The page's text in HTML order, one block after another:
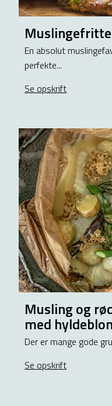
En absolut
perfekte...
Se opskrift
Musling og
med
Der er mange gode
Se opskrift